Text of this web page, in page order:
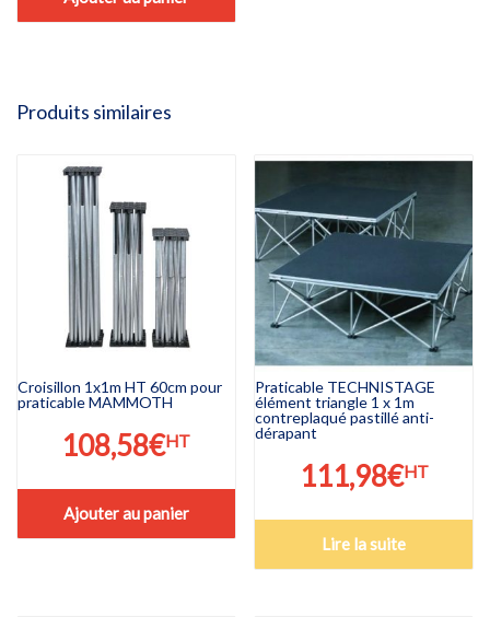
Produits similaires
Croisillon 1x1m HT 60cm pour
praticable MAMMOTH
108,58€HT
Ajouter au panier
Praticable TECHNISTAGE
élément triangle 1 x 1m
contreplaqué pastillé anti-
dérapant
111,98€HT
Lire la suite